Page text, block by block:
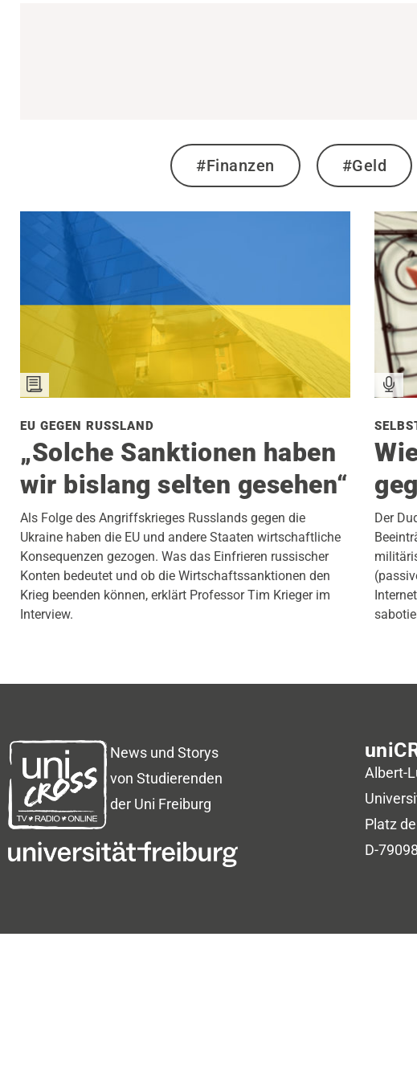
#Finanzen #Geld
EU GEGEN RUSSLAND
„Solche Sanktionen haben
wir bislang selten gesehen“
Als Folge des Angriffskrieges Russlands gegen die
Ukraine haben die EU und andere Staaten wirtschaftliche
Konsequenzen gezogen. Was das Einfrieren russischer
Konten bedeutet und ob die Wirtschaftssanktionen den
Krieg beenden können, erklärt Professor Tim Krieger im
Interview.
Der
News und Storys
von Studierenden
der Uni Freiburg
Albert-
Platz
D-